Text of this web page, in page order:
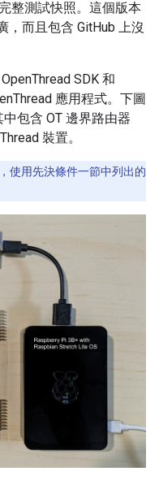
整測試快照。這個版本
，而且包含 GitHub 上沒
SDK 和
應用程式。下圖
包含 OT 邊界路由器
裝置。
使用先決條件一節中列出的